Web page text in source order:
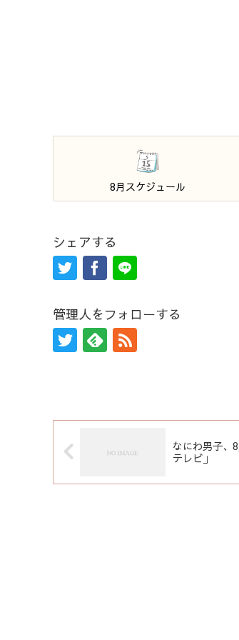
8月スケジュール
シェアする
管理人をフォローする
なにわ男子、
テレビ」